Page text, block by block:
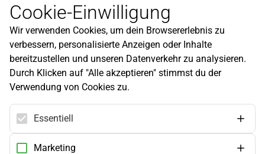
Newsletter
Infos zu neuen Produkten, Gartentipps und mehr findest du in
unserem Newsletter!
Jetzt anmelden
Hilfe
Kundenservice
Widerrufsbelehrung
Versandkosten
Cookie-Einwilligung
Wir verwenden Cookies, um dein Browsererlebnis zu
verbessern, personalisierte Anzeigen oder Inhalte
bereitzustellen und unseren Datenverkehr zu analysieren.
Durch Klicken auf "Alle akzeptieren" stimmst du der
Verwendung von Cookies zu.
Essentiell
Marketing